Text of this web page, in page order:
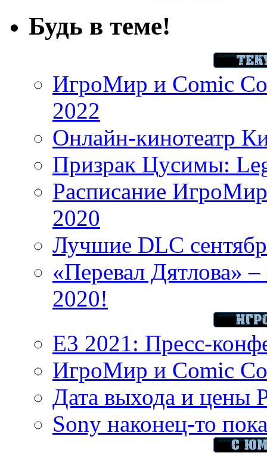
Будь в теме!
ИгроМир и Comic
2022
Онлайн-кинотеатр
Призрак Цусимы:
Расписание
2020
Лучшие DLC
«Перевал Дятлова»
2020!
E3 2021: Пресс-
ИгроМир и Comic
Дата выхода и цены
Sony наконец-то